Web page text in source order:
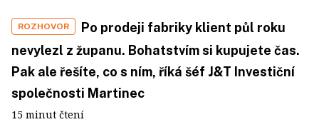
ROZHOVOR
Po prodeji fabriky klient půl roku
nevylezl z županu. Bohatstvím si kupujete čas.
Pak ale řešíte, co s ním, říká šéf J&T Investiční
společnosti Martinec
15 minut čtení